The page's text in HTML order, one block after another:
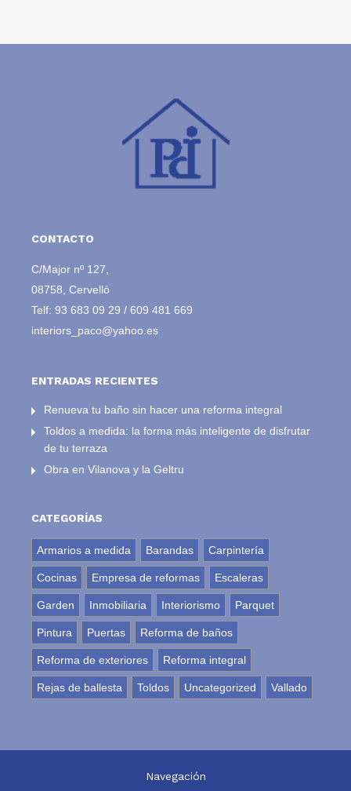
CONTACTO
C/Major nº 127,
08758, Cervelló
Telf: 93 683 09 29 / 609 481 669
interiors_paco@yahoo.es
ENTRADAS RECIENTES
Renueva tu baño sin hacer una reforma integral
Toldos a medida: la forma más inteligente de disfrutar
de tu terraza
Obra en Vilanova y la Geltru
CATEGORÍAS
Armarios a medida Barandas Carpintería
Cocinas Empresa de reformas Escaleras
Garden Inmobiliaria Interiorismo Parquet
Pintura Puertas Reforma de baños
Reforma de exteriores Reforma integral
Rejas de ballesta Toldos Uncategorized Vallado
Navegación